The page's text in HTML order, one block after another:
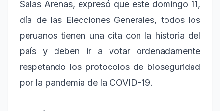
Salas Arenas, expresó que este domingo 11,
día de las Elecciones Generales, todos los
peruanos tienen una cita con la historia del
país y deben ir a votar ordenadamente
respetando los protocolos de bioseguridad
por la pandemia de la COVID-19.